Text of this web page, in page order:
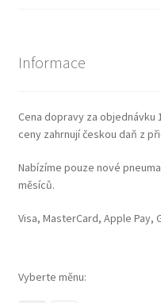
Informace
Cena dopravy za objednávku
ceny zahrnují českou daň z
Nabízíme pouze nové
měsíců.
Visa, MasterCard, Apple Pay,
Vyberte měnu: